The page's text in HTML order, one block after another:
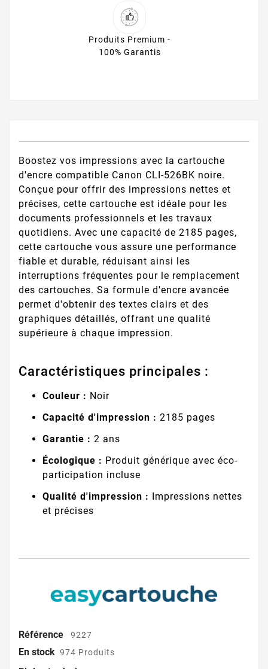
Produits Premium -
100% Garantis
Boostez vos impressions avec la cartouche
d'encre compatible Canon CLI-526BK noire.
Conçue pour offrir des impressions nettes et
précises, cette cartouche est idéale pour les
documents professionnels et les travaux
quotidiens. Avec une capacité de 2185 pages,
cette cartouche vous assure une performance
fiable et durable, réduisant ainsi les
interruptions fréquentes pour le remplacement
des cartouches. Sa formule d'encre avancée
permet d'obtenir des textes clairs et des
graphiques détaillés, offrant une qualité
supérieure à chaque impression.
Caractéristiques principales :
Couleur : Noir
Capacité d'impression : 2185 pages
Garantie : 2 ans
Écologique : Produit générique avec éco-
participation incluse
Qualité d'impression :
Impressions nettes
et précises
Référence 9227
En stock 974 Produits